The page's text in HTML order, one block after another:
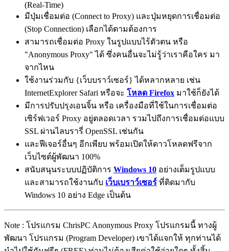
(Real-Time)
มีปุ่มเชื่อมต่อ (Connect to Proxy) และปุ่มหยุดการเชื่อมต่อ
(Stop Connection) เลือกได้ตามต้องการ
สามารถเชื่อมต่อ Proxy ในรูปแบบไร้ตัวตน หรือ
"Anonymous Proxy" ได้ ซึ่งคนอื่นจะไม่รู้ว่าเราคือใคร มา
จากไหน
ใช้งานร่วมกับ {เว็บบราว์เซอร์} ได้หลากหลาย เช่น
InternetExplorer Safari หรือจะ โหลด Firefox มาใช้ก็ยังได้
มีการปรับปรุงเอนจิ้น หรือ เครื่องมือที่ใช้ในการเชื่อมต่อ
เซิร์ฟเวอร์ Proxy อยู่ตลอดเวลา รวมไปถึงการเชื่อมต่อแบบ
SSL ผ่านไลบรารี่ OpenSSL เช่นกัน
และฟีเจอร์อื่นๆ อีกเพียบ พร้อมเปิดให้ดาวโหลดฟรีจาก
เว็บไซต์ผู้พัฒนา 100%
สนับสนุนระบบปฏิบัติการ Windows 10 อย่างเต็มรูปแบบ
และสามารถใช้งานกับ เว็บเบราว์เซอร์ ที่ติดมากับ
Windows 10 อย่าง Edge เป็นต้น
Note : โปรแกรม ChrisPC Anonymous Proxy โปรแกรมนี้ ทางผู้
พัฒนา โปรแกรม (Program Developer) เขาได้แจกให้ ทุกท่านได้